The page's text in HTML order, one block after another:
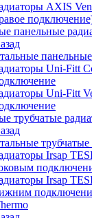
AXIS
панельные
Uni-Fitt
Uni-Fitt
трубчатые
Irsap
Irsap